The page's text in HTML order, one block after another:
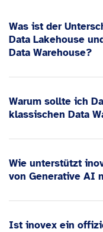
Was ist der
Data Lakehouse
Data Warehouse?
Warum sollte ich
klassischen Data
Wie unterstützt
von Generative AI
Ist inovex ein